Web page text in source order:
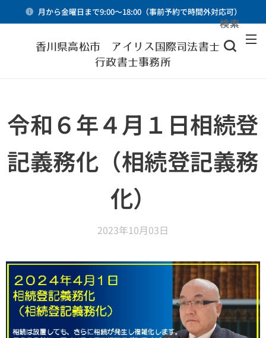
月から金曜日まで9:00～18:00（事前予約で時間外対応可）
香川県高松市 アイリス国際司法書士・
行政書士事務所
検索
令和６年４月１日相続登
記義務化（相続登記義務
化）
2023年10月03日